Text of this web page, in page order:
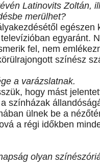
Latinovits Zoltán,
merülhet?
egészen
egyaránt.
fel, nem
színész
a varázslatnak.
hogy mást
színházak
ülnek be a
a régi időkben
olyan